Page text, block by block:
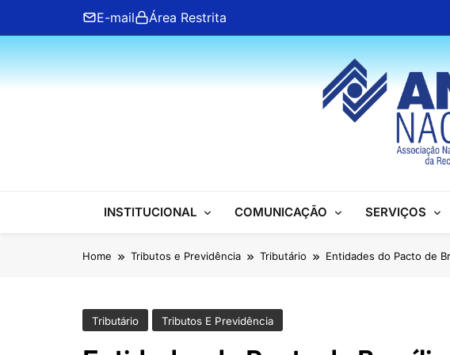
content
E-mail Área Restrita
ANFIP Nacional
INSTITUCIONAL COMUNICAÇÃO SERVIÇOS
Home Tributos e Previdência Tributário Entidades do Pacto de
Tributário Tributos E Previdência